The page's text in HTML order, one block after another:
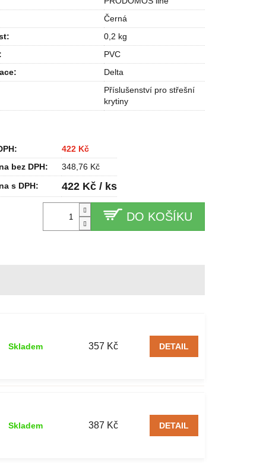
DO KOŠÍKU
Černá
:
0,2 kg
PVC
:
Delta
Příslušenství pro střešní
krytiny
422 Kč
bez DPH:
348,76 Kč
s DPH:
422 Kč / ks
357 Kč
Skladem DETAIL
387 Kč
Skladem DETAIL